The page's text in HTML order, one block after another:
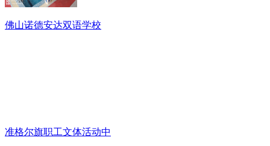
佛山诺德安达双语学校
准格尔旗职工文体活动中